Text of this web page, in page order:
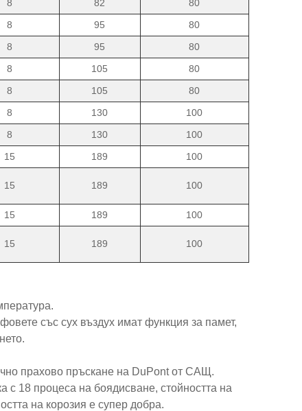
8 82
80
8 95
80
8 95
80
8 105
80
8 105
80
8 130
100
8 130
100
15 189
100
15 189 100
15 189
100
15 189 100
със сух въздух имат функция за памет,
прахово пръскане на DuPont от САЩ.
с 18 процеса на боядисване, стойността на
на корозия е супер добра.